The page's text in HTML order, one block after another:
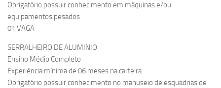
Obrigatório possuir conhecimento em máquinas e/ou
equipamentos pesados
01 VAGA
SERRALHEIRO DE ALUMINIO
Ensino Médio Completo
Experiência mínima de 06 meses na carteira
Obrigatório possuir conhecimento no manuseio de esquadrias de